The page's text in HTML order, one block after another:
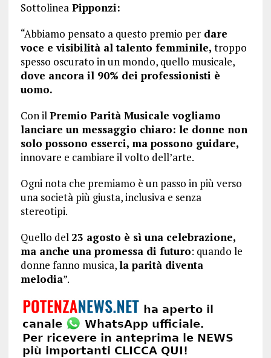
SottolineaPipponzi:
“Abbiamo pensato a questo premio perdare
voce e visibilità al talento femminile, troppo
spesso oscurato in un mondo, quello musicale,
dove ancora il 90% dei professionisti è
uomo.
Con ilPremio Parità Musicale vogliamo
lanciare un messaggio chiaro: le donne non
solo possono esserci, ma possono guidare,
innovare e cambiare il volto dell’arte.
Ogni nota che premiamo è un passo in più verso
una società più giusta, inclusiva e senza
stereotipi.
Quello del 23 agosto è sì una celebrazione,
ma anche una promessa di futuro: quando le
donne fanno musica,la parità diventa
melodia”.